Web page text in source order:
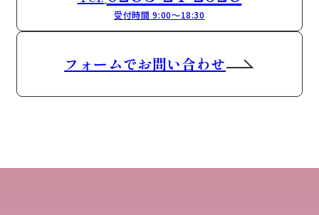
受付時間 9:00～18:30
フォームでお問い合わせ